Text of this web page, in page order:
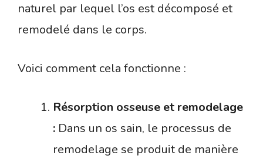
naturel par lequel l’os est décomposé et
remodelé dans le corps.
Voici comment cela fonctionne :
Résorption osseuse et remodelage
: Dans un os sain, le processus de
remodelage se produit de manière